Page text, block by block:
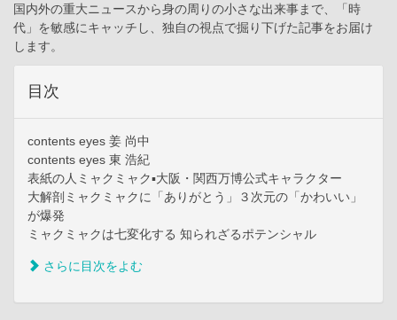
国内外の重大ニュースから身の周りの小さな出来事まで、「時
代」を敏感にキャッチし、独自の視点で掘り下げた記事をお届け
します。
目次
contents eyes 姜 尚中
contents eyes 東 浩紀
表紙の人ミャクミャク▪大阪・関西万博公式キャラクター
大解剖ミャクミャクに「ありがとう」３次元の「かわいい」
が爆発
ミャクミャクは七変化する 知られざるポテンシャル
さらに目次をよむ